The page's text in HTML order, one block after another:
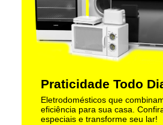
Praticidade Todo
Eletrodomésticos que
eficiência para sua casa.
especiais e transforme seu lar!